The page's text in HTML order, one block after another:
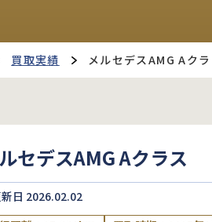
買取実績 メルセデスAMG Aク
セデスAMG Aクラス
日 2026.02.02